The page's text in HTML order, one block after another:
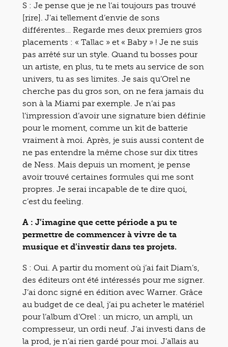
S : Je pense que je ne l’ai toujours pas trouvé
[rire]. J’ai tellement d’envie de sons
différentes… Regarde mes deux premiers gros
placements : « Tallac » et « Baby » ! Je ne suis
pas arrêté sur un style. Quand tu bosses pour
un artiste, en plus, tu te mets au service de son
univers, tu as ses limites. Je sais qu’Orel ne
cherche pas du gros son, on ne fera jamais du
son à la Miami par exemple. Je n’ai pas
l’impression d’avoir une signature bien définie
pour le moment, comme un kit de batterie
vraiment à moi. Après, je suis aussi content de
ne pas entendre la même chose sur dix titres
de Ness. Mais depuis un moment, je pense
avoir trouvé certaines formules qui me sont
propres. Je serai incapable de te dire quoi,
c’est du feeling.
A : J’imagine que cette période a pu te
permettre de commencer à vivre de ta
musique et d’investir dans tes projets.
S : Oui. A partir du moment où j’ai fait Diam’s,
des éditeurs ont été intéressés pour me signer.
J’ai donc signé en édition avec Warner. Grâce
au budget de ce deal, j’ai pu acheter le matériel
pour l’album d’Orel : un micro, un ampli, un
compresseur, un ordi neuf. J’ai investi dans de
la prod, je n’ai rien gardé pour moi. J’allais au